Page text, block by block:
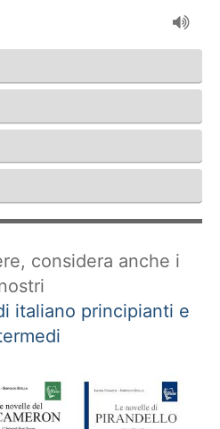
considera anche i
italiano principianti e